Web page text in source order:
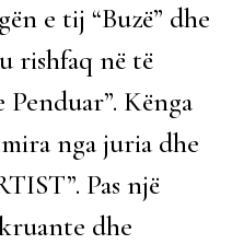
e tij “Buzë” dhe
rishfaq në të
Kënga
nga juria dhe
Pas një
dhe